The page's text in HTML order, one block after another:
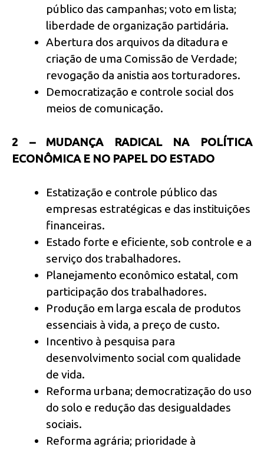
público das campanhas; voto em lista;
liberdade de organização partidária.
Abertura dos arquivos da ditadura e
criação de uma Comissão de Verdade;
revogação da anistia aos torturadores.
Democratização e controle social dos
meios de comunicação.
2 – MUDANÇA RADICAL NA POLÍTICA
ECONÔMICA E NO PAPEL DO ESTADO
Estatização e controle público das
empresas estratégicas e das instituições
financeiras.
Estado forte e eficiente, sob controle e a
serviço dos trabalhadores.
Planejamento econômico estatal, com
participação dos trabalhadores.
Produção em larga escala de produtos
essenciais à vida, a preço de custo.
Incentivo à pesquisa para
desenvolvimento social com qualidade
de vida.
Reforma urbana; democratização do uso
do solo e redução das desigualdades
sociais.
Reforma agrária; prioridade à